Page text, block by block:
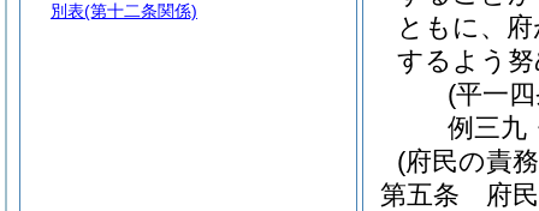
ともに、
するよう
(平一
例三九
(府民の責
第五条
府
別表(第十二条関係)